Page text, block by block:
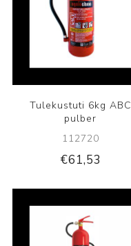
Tulekustuti 6kg ABC
pulber
112720
€61,53